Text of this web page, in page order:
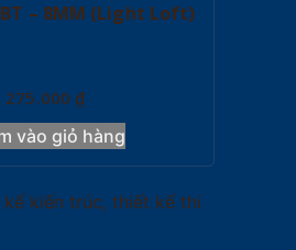
BT – 8MM (Light Loft)
275.000 ₫
vào giỏ hàng
kiến trúc, thiết kế thi